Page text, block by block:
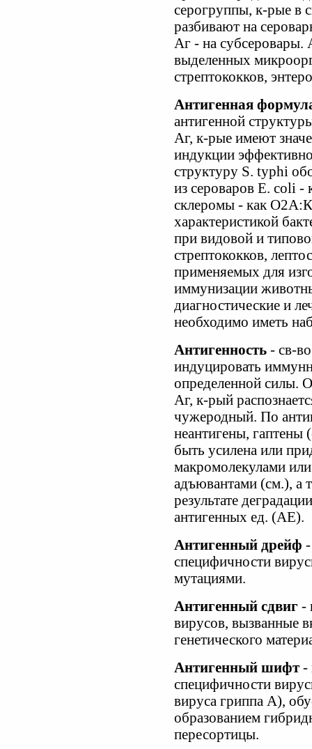
серогруппы, к-рые в
разбивают на
Аг - на
выделенных
стрептококков,
Антигенная
антигенной
Аг, к-рые имеют
индукции
структуру S. typhi
из сероваров Е. coli -
склеромы - как
характеристикой
при видовой и
стрептококков,
применяемых для
иммунизации
диагностические и
необходимо иметь
Антигенность - св-
индуцировать
определенной силы.
Аг, к-рый
чужеродный. По
неантигены,
быть усилена или
макромолекулами
адъювантами (см.), а
результате
антигенных ед. (АЕ).
Антигенный дрейф
специфичности
мутациями.
Антигенный сдвиг -
вирусов, вызванные
генетического
Антигенный шифт -
специфичности
вируса гриппа А),
образованием
пересортицы.